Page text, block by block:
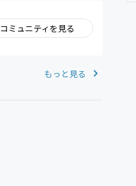
コミュニティを見る
もっと見る